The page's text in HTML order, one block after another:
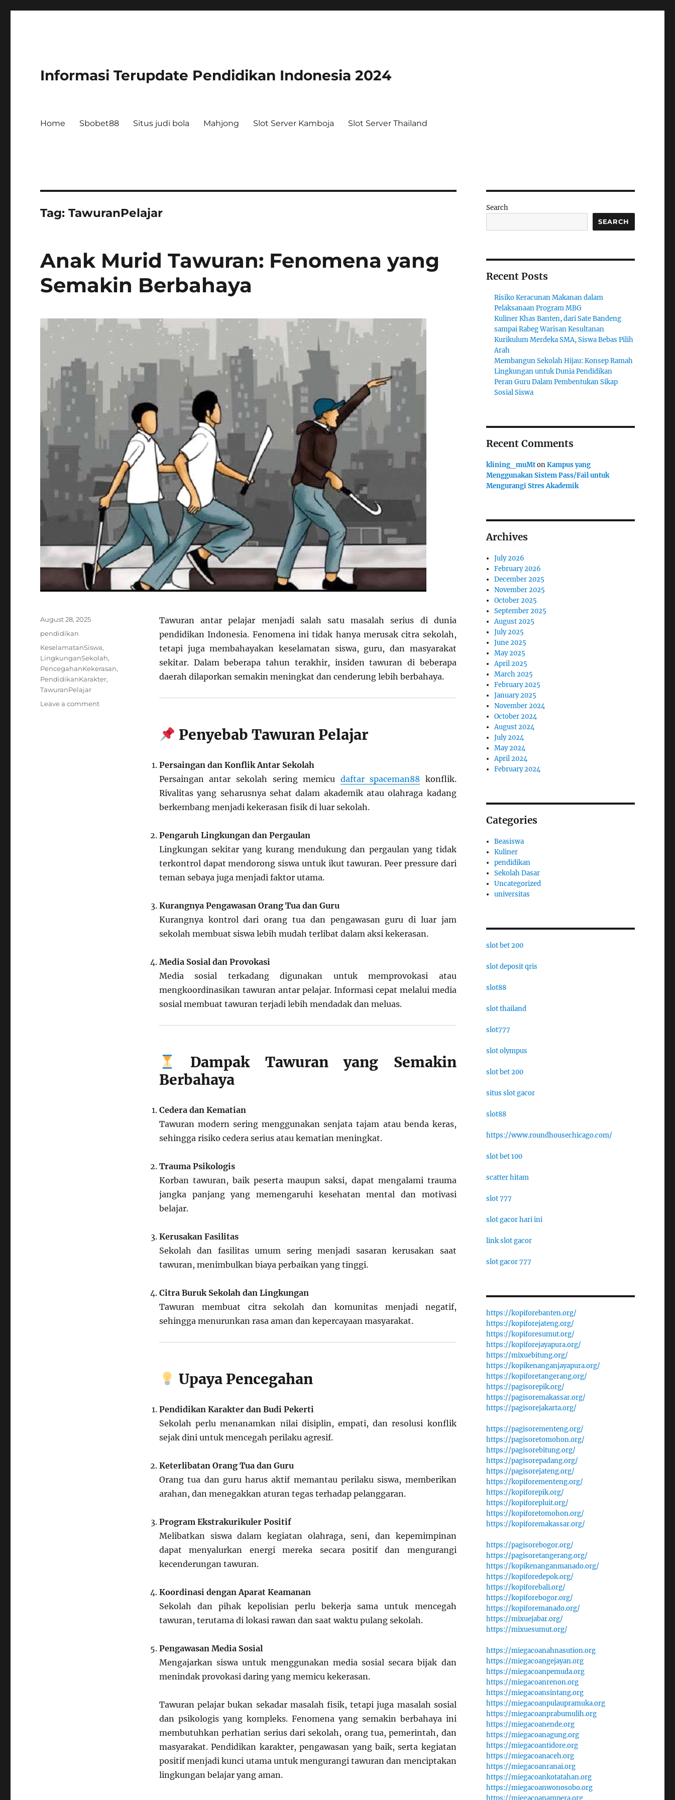
Informasi Terupdate Pendidikan Indonesia 2024
Home Sbobet88 Situs judi bola Mahjong Slot Server Kamboja Slot Server Thailand
Tag:TawuranPelajar
Anak Murid Tawuran: Fenomena yang
Semakin Berbahaya
Tawuran antar pelajar menjadi salah satu masalah serius di dunia
pendidikan Indonesia. Fenomena ini tidak hanya merusak citra sekolah,
tetapi juga membahayakan keselamatan siswa, guru, dan masyarakat
sekitar. Dalam beberapa tahun terakhir, insiden tawuran di beberapa
daerah dilaporkan semakin meningkat dan cenderung lebih berbahaya.
Penyebab Tawuran Pelajar
Persaingan dan Konflik Antar Sekolah
Persaingan antar sekolah sering memicu daftar spaceman88 konflik.
Rivalitas yang seharusnya sehat dalam akademik atau olahraga kadang
berkembang menjadi kekerasan fisik di luar sekolah.
Pengaruh Lingkungan dan Pergaulan
Lingkungan sekitar yang kurang mendukung dan pergaulan yang tidak
terkontrol dapat mendorong siswa untuk ikut tawuran. Peer pressure dari
teman sebaya juga menjadi faktor utama.
Kurangnya Pengawasan Orang Tua dan Guru
Kurangnya kontrol dari orang tua dan pengawasan guru di luar jam
sekolah membuat siswa lebih mudah terlibat dalam aksi kekerasan.
Media Sosial dan Provokasi
Media sosial terkadang digunakan untuk memprovokasi atau
mengkoordinasikan tawuran antar pelajar. Informasi cepat melalui media
sosial membuat tawuran terjadi lebih mendadak dan meluas.
Dampak Tawuran yang Semakin
Berbahaya
Cedera dan Kematian
Tawuran modern sering menggunakan senjata tajam atau benda keras,
sehingga risiko cedera serius atau kematian meningkat.
Trauma Psikologis
Korban tawuran, baik peserta maupun saksi, dapat mengalami trauma
jangka panjang yang memengaruhi kesehatan mental dan motivasi
belajar.
Kerusakan Fasilitas
Sekolah dan fasilitas umum sering menjadi sasaran kerusakan saat
tawuran, menimbulkan biaya perbaikan yang tinggi.
Citra Buruk Sekolah dan Lingkungan
Tawuran membuat citra sekolah dan komunitas menjadi negatif,
sehingga menurunkan rasa aman dan kepercayaan masyarakat.
Upaya Pencegahan
Pendidikan Karakter dan Budi Pekerti
Sekolah perlu menanamkan nilai disiplin, empati, dan resolusi konflik
sejak dini untuk mencegah perilaku agresif.
Keterlibatan Orang Tua dan Guru
Orang tua dan guru harus aktif memantau perilaku siswa, memberikan
arahan, dan menegakkan aturan tegas terhadap pelanggaran.
Program Ekstrakurikuler Positif
Melibatkan siswa dalam kegiatan olahraga, seni, dan kepemimpinan
dapat menyalurkan energi mereka secara positif dan mengurangi
kecenderungan tawuran.
Koordinasi dengan Aparat Keamanan
Sekolah dan pihak kepolisian perlu bekerja sama untuk mencegah
tawuran, terutama di lokasi rawan dan saat waktu pulang sekolah.
Pengawasan Media Sosial
Mengajarkan siswa untuk menggunakan media sosial secara bijak dan
menindak provokasi daring yang memicu kekerasan.
Tawuran pelajar bukan sekadar masalah fisik, tetapi juga masalah sosial
dan psikologis yang kompleks. Fenomena yang semakin berbahaya ini
membutuhkan perhatian serius dari sekolah, orang tua, pemerintah, dan
masyarakat. Pendidikan karakter, pengawasan yang baik, serta kegiatan
positif menjadi kunci utama untuk mengurangi tawuran dan menciptakan
lingkungan belajar yang aman.
Posted
August 28, 2025
Categories
pendidikan
Tags
KeselamatanSiswa,
LingkunganSekolah,
PencegahanKekerasan,
PendidikanKarakter,
TawuranPelajar
Leave a commenton
Search
SEARCH
Recent Posts
Risiko Keracunan Makanan dalam
Pelaksanaan Program MBG
Kuliner Khas Banten, dari Sate Bandeng
sampai Rabeg Warisan Kesultanan
Kurikulum Merdeka SMA, Siswa Bebas Pilih
Arah
Membangun Sekolah Hijau: Konsep Ramah
Lingkungan untuk Dunia Pendidikan
Peran Guru Dalam Pembentukan Sikap
Sosial Siswa
Recent Comments
klining_muMtonKampus yang
Menggunakan Sistem Pass/Fail untuk
Mengurangi Stres Akademik
Archives
July 2026
February 2026
December 2025
November 2025
October 2025
September 2025
August 2025
July 2025
June 2025
May 2025
April 2025
March 2025
February 2025
January 2025
November 2024
October 2024
August 2024
July 2024
May 2024
April 2024
February 2024
Categories
Beasiswa
Kuliner
pendidikan
Sekolah Dasar
Uncategorized
universitas
slot bet 200
slot deposit qris
slot88
slot thailand
slot777
slot olympus
slot bet 200
situs slot gacor
slot88
https://www.roundhousechicago.com/
slot bet 100
scatter hitam
slot 777
slot gacor hari ini
link slot gacor
slot gacor 777
https://kopiforebanten.org/
https://kopiforejateng.org/
https://kopiforesumut.org/
https://kopiforejayapura.org/
https://mixuebitung.org/
https://kopikenanganjayapura.org/
https://kopiforetangerang.org/
https://pagisorepik.org/
https://pagisoremakassar.org/
https://pagisorejakarta.org/
https://pagisorementeng.org/
https://pagisoretomohon.org/
https://pagisorebitung.org/
https://pagisorepadang.org/
https://pagisorejateng.org/
https://kopiforementeng.org/
https://kopiforepik.org/
https://kopiforepluit.org/
https://kopiforetomohon.org/
https://kopiforemakassar.org/
https://pagisorebogor.org/
https://pagisoretangerang.org/
https://kopikenanganmanado.org/
https://kopiforedepok.org/
https://kopiforebali.org/
https://kopiforebogor.org/
https://kopiforemanado.org/
https://mixuejabar.org/
https://mixuesumut.org/
https://miegacoanahnasution.org
https://miegacoangejayan.org
https://miegacoanpemuda.org
https://miegacoanrenon.org
https://miegacoansintang.org
https://miegacoanpulaupramuka.org
https://miegacoanprabumulih.org
https://miegacoanende.org
https://miegacoanagung.org
https://miegacoantidore.org
https://miegacoanaceh.org
https://miegacoanranai.org
https://miegacoankotatahan.org
https://miegacoanwonosobo.org
https://miegacoanampera.org